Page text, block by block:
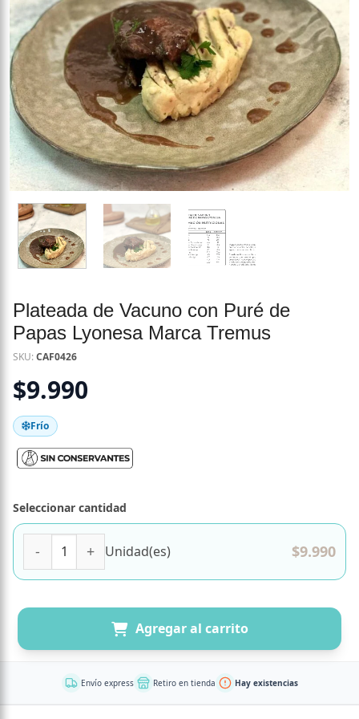
Plateada de Vacuno con Puré de
Papas Lyonesa Marca Tremus
SKU:CAF0426
$9.990
Frío
Seleccionar cantidad
Plateada de Vacuno con Puré de Papas Lyonesa Marca
Unidad(es) $9.990
Agregar al carrito
Envío express Retiro en tienda Hay existencias